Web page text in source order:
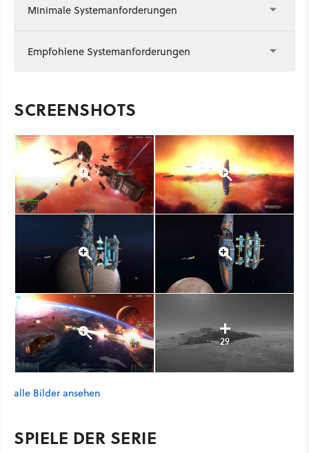
Minimale Systemanforderungen
Empfohlene Systemanforderungen
SCREENSHOTS
29
alle Bilder ansehen
SPIELE DER SERIE